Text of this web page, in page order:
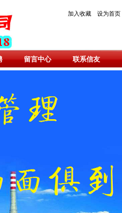
加入收藏 设为首页
留言中心 联系信友